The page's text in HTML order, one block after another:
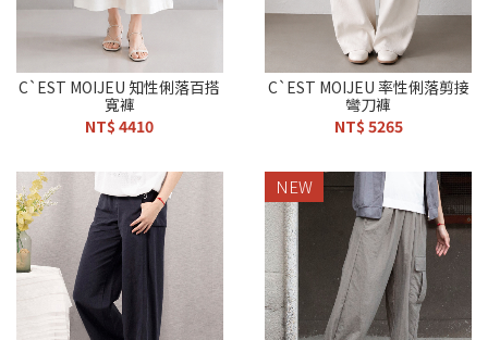
C`EST MOIJEU 知性俐落百搭
寬褲
NT$ 4410
C`EST MOIJEU 率性俐落剪接
彎刀褲
NT$ 5265
NEW